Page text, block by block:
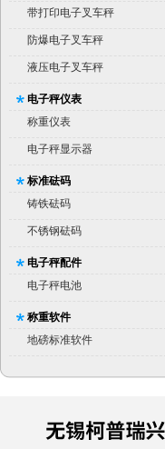
带打印电子叉车秤
防爆电子叉车秤
液压电子叉车秤
电子秤仪表
称重仪表
电子秤显示器
标准砝码
铸铁砝码
不锈钢砝码
电子秤配件
电子秤电池
称重软件
地磅标准软件